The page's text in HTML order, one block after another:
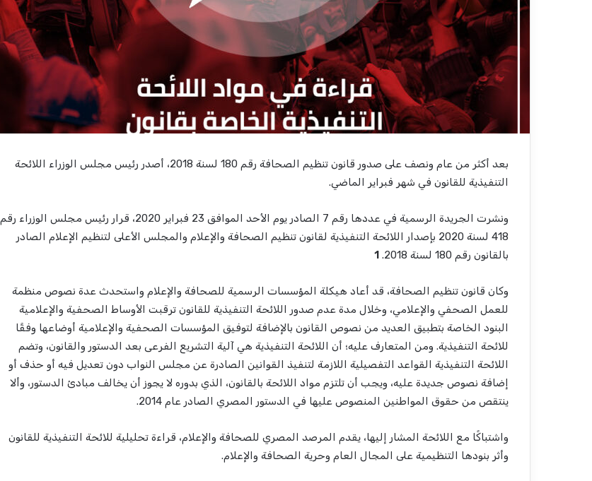
بعد أكثر من عام ونصف على صدور قانون تنظيم الصحافة رقم 180 لسنة 2018، أصدر رئيس مجلس الوزراء اللائحة
التنفيذية للقانون في شهر فبراير الماضي.
ونشرت الجريدة الرسمية في عددها رقم 7 الصادر يوم الأحد الموافق 23 فبراير 2020، قرار رئيس مجلس الوزراء رقم
418 لسنة 2020 بإصدار اللائحة التنفيذية لقانون تنظيم الصحافة والإعلام والمجلس الأعلى لتنظيم الإعلام الصادر
بالقانون رقم 180 لسنة 2018.
1
وكان قانون تنظيم الصحافة، قد أعاد هيكلة المؤسسات الرسمية للصحافة والإعلام واستحدث عدة نصوص منظمة
للعمل الصحفي والإعلامي، وخلال مدة عدم صدور اللائحة التنفيذية للقانون ترقبت الأوساط الصحفية والإعلامية
البنود الخاصة بتطبيق العديد من نصوص القانون بالإضافة لتوفيق المؤسسات الصحفية والإعلامية أوضاعها وفقًا
للائحة التنفيذية. ومن المتعارف عليه؛ أن اللائحة التنفيذية هي آلية التشريع الفرعى بعد الدستور والقانون، وتضم
اللائحة التنفيذية القواعد التفصيلية اللازمة لتنفيذ القوانين الصادرة عن مجلس النواب دون تعديل فيه أو حذف أو
إضافة نصوص جديدة عليه، ويجب أن تلتزم مواد اللائحة بالقانون، الذي بدوره لا يجوز أن يخالف مبادئ الدستور، وألا
ينتقص من حقوق المواطنين المنصوص عليها في الدستور المصري الصادر عام 2014.
واشتباكًا مع اللائحة المشار إليها، يقدم المرصد المصري للصحافة والإعلام، قراءة تحليلية للائحة التنفيذية للقانون
وأثر بنودها التنظيمية على المجال العام وحرية الصحافة والإعلام.